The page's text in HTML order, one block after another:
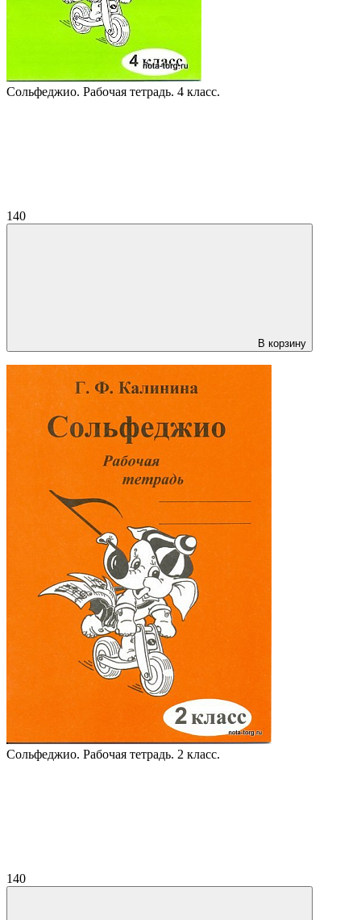
Сольфеджио. Рабочая тетрадь. 4 класс.
140
В корзину
Сольфеджио. Рабочая тетрадь. 2 класс.
140